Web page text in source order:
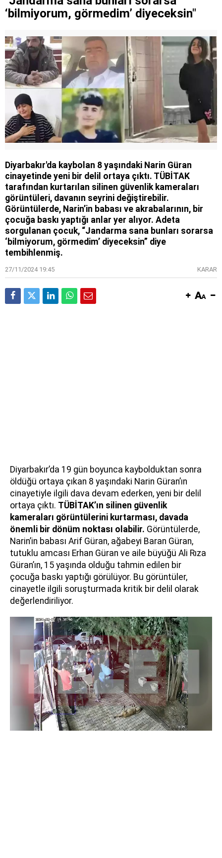
‘bilmiyorum, görmedim’ diyeceksin"
Diyarbakır'da kaybolan 8 yaşındaki Narin Güran
cinayetinde yeni bir delil ortaya çıktı. TÜBİTAK
tarafından kurtarılan silinen güvenlik kameraları
görüntüleri, davanın seyrini değiştirebilir.
Görüntülerde, Narin’in babası ve akrabalarının, bir
çocuğa baskı yaptığı anlar yer alıyor. Adeta
sorgulanan çocuk, “Jandarma sana bunları sorarsa
‘bilmiyorum, görmedim’ diyeceksin” diye
tembihlenmiş.
27/11/2024 19:45 KARAR
Diyarbakır’da 19 gün boyunca kaybolduktan sonra
öldüğü ortaya çıkan 8 yaşındaki Narin Güran’ın
cinayetiyle ilgili dava devam ederken, yeni bir delil
ortaya çıktı. TÜBİTAK’ın silinen güvenlik
kameraları görüntülerini kurtarması, davada
önemli bir dönüm noktası olabilir. Görüntülerde,
Narin’in babası Arif Güran, ağabeyi Baran Güran,
tutuklu amcası Erhan Güran ve aile büyüğü Ali Rıza
Güran’ın, 15 yaşında olduğu tahmin edilen bir
çocuğa baskı yaptığı görülüyor. Bu görüntüler,
cinayetle ilgili soruşturmada kritik bir delil olarak
değerlendiriliyor.